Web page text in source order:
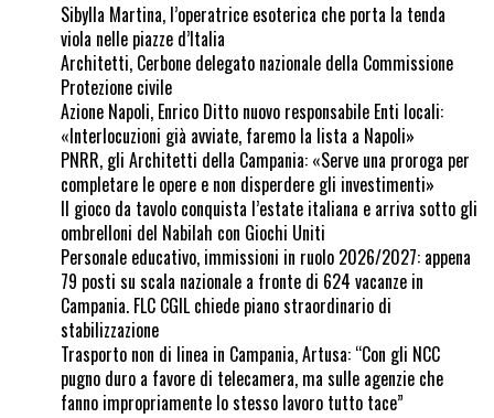
Sibylla Martina, l’operatrice esoterica che porta la tenda
viola nelle piazze d’Italia
Architetti, Cerbone delegato nazionale della Commissione
Protezione civile
Azione Napoli, Enrico Ditto nuovo responsabile Enti locali:
«Interlocuzioni già avviate, faremo la lista a Napoli»
PNRR, gli Architetti della Campania: «Serve una proroga per
completare le opere e non disperdere gli investimenti»
Il gioco da tavolo conquista l’estate italiana e arriva sotto gli
ombrelloni del Nabilah con Giochi Uniti
Personale educativo, immissioni in ruolo 2026/2027: appena
79 posti su scala nazionale a fronte di 624 vacanze in
Campania. FLC CGIL chiede piano straordinario di
stabilizzazione
Trasporto non di linea in Campania, Artusa: “Con gli NCC
pugno duro a favore di telecamera, ma sulle agenzie che
fanno impropriamente lo stesso lavoro tutto tace”